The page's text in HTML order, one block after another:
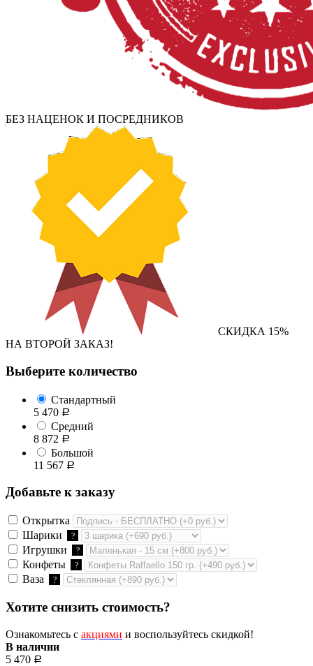
БЕЗ НАЦЕНОК И ПОСРЕДНИКОВ
СКИДКА 15%
НА ВТОРОЙ ЗАКАЗ!
Выберите количество
Стандартный
5 470 Р
Средний
8 872 Р
Большой
11 567 Р
Добавьте к заказу
Открытка
Шарики
?
Игрушки ?
Конфеты ?
Ваза ?
Хотите снизить стоимость?
Ознакомьтесь с акциями и воспользуйтесь скидкой!
В наличии
5 470 Р